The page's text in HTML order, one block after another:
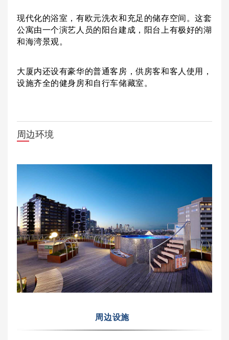
现代化的浴室，有欧元洗衣和充足的储存空间。这套
公寓由一个演艺人员的阳台建成，阳台上有极好的湖
和海湾景观。
大厦内还设有豪华的普通客房，供房客和客人使用，
设施齐全的健身房和自行车储藏室。
周边环境
周边设施